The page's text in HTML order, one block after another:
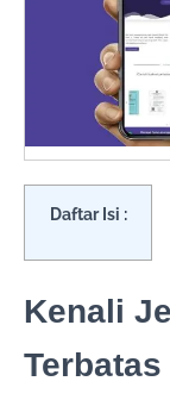
Daftar Isi :
Kenali